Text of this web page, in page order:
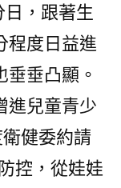
個
森
和
診
所
檢
小
，跟著生
程度日益進
垂凸顯。
進兒童青少
健委約請
控，從娃娃